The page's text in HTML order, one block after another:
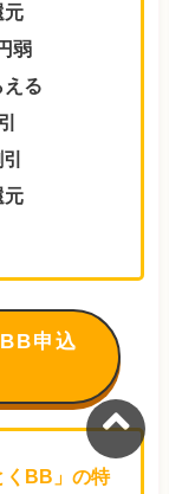
元
弱
る
元
申込
くBB」の特